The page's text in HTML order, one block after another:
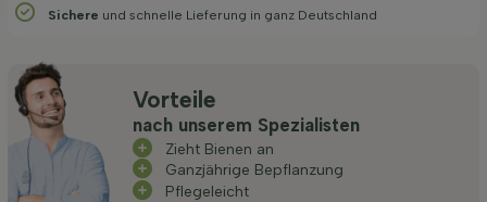
Sichere und schnelle Lieferung in ganz Deutschland
Vorteile
nach unserem Spezialisten
Zieht Bienen an
Ganzjährige Bepflanzung
Pflegeleicht